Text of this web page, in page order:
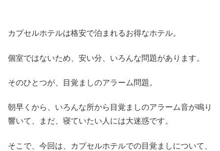
カプセルホテルは格安で泊まれるお得なホテル。
個室ではないため、安い分、いろんな問題があります。
そのひとつが、目覚ましのアラーム問題。
朝早くから、いろんな所から目覚ましのアラーム音が鳴り
響いて、まだ、寝ていたい人には大迷惑です。
そこで、今回は、カプセルホテルでの目覚ましについて、